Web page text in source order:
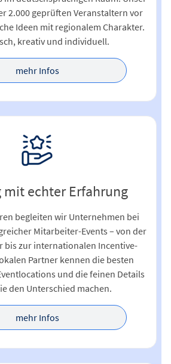
2.000 geprüften Veranstaltern vor
Ideen mit regionalem Charakter.
kreativ und individuell.
mehr Infos
mit echter Erfahrung
begleiten wir Unternehmen bei
Mitarbeiter-Events – von der
bis zur internationalen Incentive-
Partner kennen die besten
und die feinen Details
den Unterschied machen.
mehr Infos